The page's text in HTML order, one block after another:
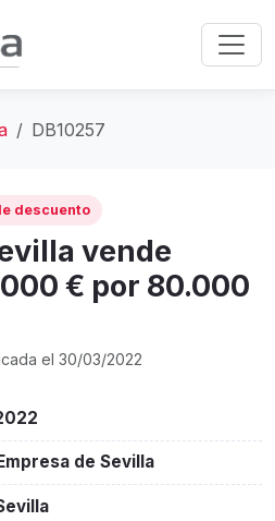
DB10257
descuento
vende
€ por 80.000
el 30/03/2022
Empresa de Sevilla